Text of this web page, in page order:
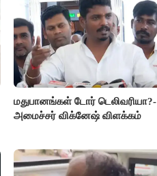
மதுபானங்கள் டோர் டெலிவரியா?-
அமைச்சர் விக்னேஷ் விளக்கம்